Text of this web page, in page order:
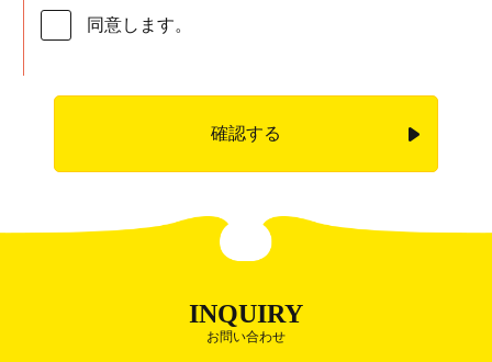
同意します。
INQUIRY
お問い合わせ